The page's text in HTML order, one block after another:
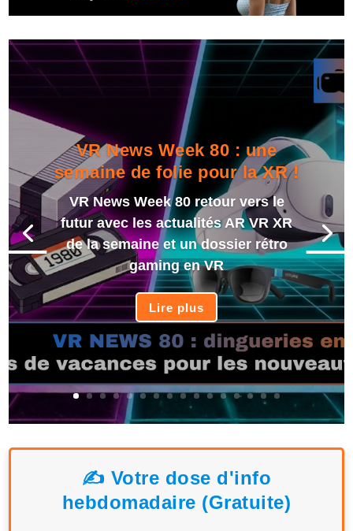
VR News Week 80 : une
semaine de folie pour la XR !
VR News Week 80 retour vers le
futur avec les actualités AR VR XR
de la semaine et un dossier rétro
gaming en VR
Lire plus
✍️ Votre dose d'info
hebdomadaire (Gratuite)